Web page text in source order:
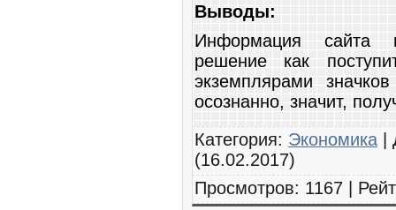
Выводы:
Информация сайта
решение как
экземплярами
осознанно, значит,
Категория: Экономика |
(16.02.2017)
Просмотров: 1167 |